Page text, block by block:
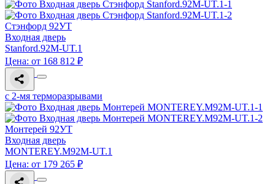
Стэнфорд 92УТ
Входная дверь
Stanford.92M-UT.1
Цена: от 168 812 ₽
с 2-мя терморазрывами
Монтерей 92УТ
Входная дверь
MONTEREY.M92M-UT.1
Цена: от 179 265 ₽